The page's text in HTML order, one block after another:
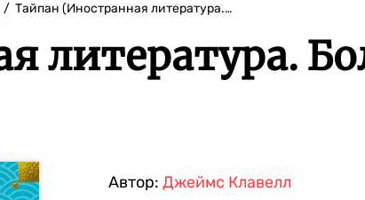
Тайпан (Иностранная литература.…
литература.
Автор: Джеймс Клавелл